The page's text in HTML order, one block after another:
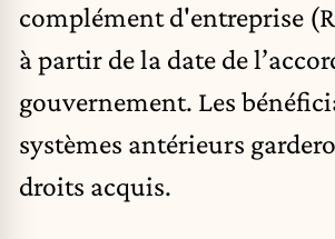
complément d'entreprise
à partir de la date de
gouvernement. Les
systèmes antérieurs
droits acquis.